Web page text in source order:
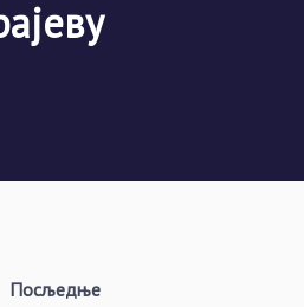
Посљедње